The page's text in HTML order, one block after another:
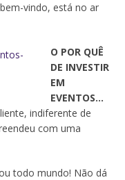
vindo, está no ar
O POR QUÊ
DE INVESTIR
EM
EVENTOS…
indiferente de
com uma
todo mundo! Não dá